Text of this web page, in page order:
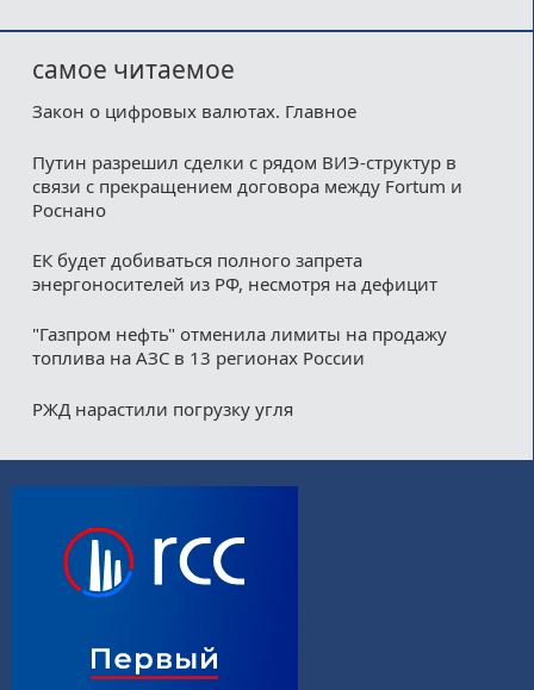
самое читаемое
Закон о цифровых валютах. Главное
Путин разрешил сделки с рядом ВИЭ-структур в
связи с прекращением договора между Fortum и
Роснано
ЕК будет добиваться полного запрета
энергоносителей из РФ, несмотря на дефицит
"Газпром нефть" отменила лимиты на продажу
топлива на АЗС в 13 регионах России
РЖД нарастили погрузку угля